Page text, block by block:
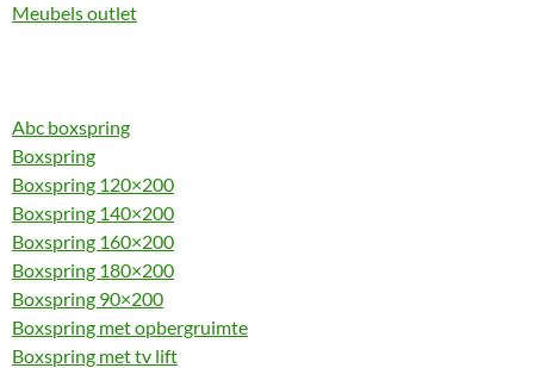
Meubels outlet
Abc boxspring
Boxspring
Boxspring 120×200
Boxspring 140×200
Boxspring 160×200
Boxspring 180×200
Boxspring 90×200
Boxspring met opbergruimte
Boxspring met tv lift